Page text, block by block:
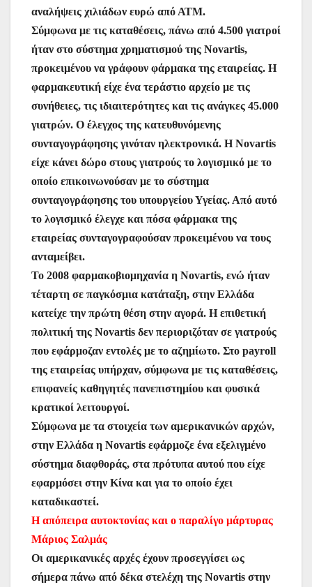
αναλήψεις χιλιάδων ευρώ από ΑΤΜ.
Σύμφωνα με τις καταθέσεις, πάνω από 4.500 γιατροί
ήταν στο σύστημα χρηματισμού της Novartis,
προκειμένου να γράφουν φάρμακα της εταιρείας. Η
φαρμακευτική είχε ένα τεράστιο αρχείο με τις
συνήθειες, τις ιδιαιτερότητες και τις ανάγκες 45.000
γιατρών. Ο έλεγχος της κατευθυνόμενης
συνταγογράφησης γινόταν ηλεκτρονικά. Η Novartis
είχε κάνει δώρο στους γιατρούς το λογισμικό με το
οποίο επικοινωνούσαν με το σύστημα
συνταγογράφησης του υπουργείου Υγείας. Από αυτό
το λογισμικό έλεγχε και πόσα φάρμακα της
εταιρείας συνταγογραφούσαν προκειμένου να τους
ανταμείβει.
Το 2008 φαρμακοβιομηχανία η Novartis, ενώ ήταν
τέταρτη σε παγκόσμια κατάταξη, στην Ελλάδα
κατείχε την πρώτη θέση στην αγορά. Η επιθετική
πολιτική της Novartis δεν περιοριζόταν σε γιατρούς
που εφάρμοζαν εντολές με το αζημίωτο. Στο payroll
της εταιρείας υπήρχαν, σύμφωνα με τις καταθέσεις,
επιφανείς καθηγητές πανεπιστημίου και φυσικά
κρατικοί λειτουργοί.
Σύμφωνα με τα στοιχεία των αμερικανικών αρχών,
στην Ελλάδα η Novartis εφάρμοζε ένα εξελιγμένο
σύστημα διαφθοράς, στα πρότυπα αυτού που είχε
εφαρμόσει στην Κίνα και για το οποίο έχει
καταδικαστεί.
Η απόπειρα αυτοκτονίας και ο παραλίγο μάρτυρας
Μάριος Σαλμάς
Οι αμερικανικές αρχές έχουν προσεγγίσει ως
σήμερα πάνω από δέκα στελέχη της Novartis στην